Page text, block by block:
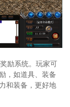
励系统。玩家可
，如道具、装备
和装备，更好地